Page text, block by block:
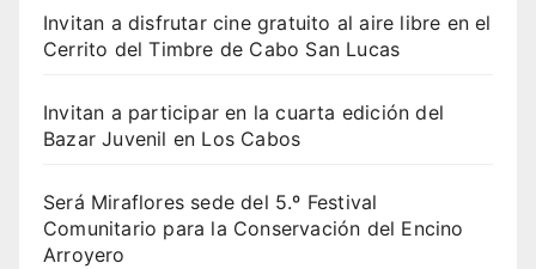
Invitan a disfrutar cine gratuito al aire libre en el
Cerrito del Timbre de Cabo San Lucas
Invitan a participar en la cuarta edición del
Bazar Juvenil en Los Cabos
Será Miraflores sede del 5.º Festival
Comunitario para la Conservación del Encino
Arroyero